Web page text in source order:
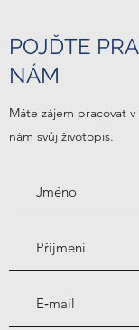
POJĎTE
NÁM
Máte zájem pracovat
nám svůj životopis.